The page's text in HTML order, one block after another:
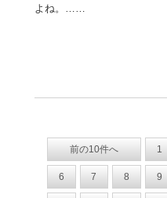
よね。……
前の10件へ 1
6 7 8 9